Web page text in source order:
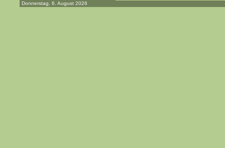
Donnerstag, 6. August 2026